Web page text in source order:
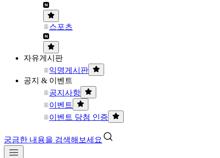
스포츠
자유게시판
익명게시판
공지 & 이벤트
공지사항
이벤트
이벤트 당첨 인증
궁금한 내용을 검색해보세요